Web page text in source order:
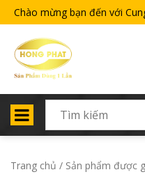
Chào mừng bạn đến với
Trang chủ / Sản phẩm được